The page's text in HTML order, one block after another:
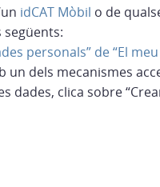
idCAT Mòbil o de
següents:
personals” de “El
un dels mecanismes
dades, clica sobre